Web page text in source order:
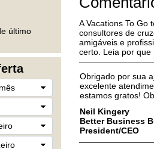
último
A Vacations To Go
consultores de
amigáveis e
certo. Leia por que
Obrigado por sua
excelente
estamos gratos!
Neil Kingery
Better Business
President/CEO